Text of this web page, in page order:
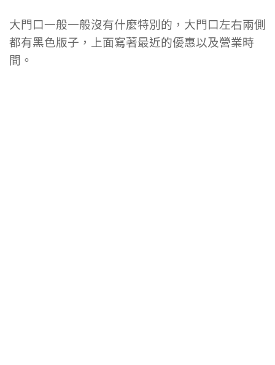
大門口一般一般沒有什麼特別的，大門口左右兩側
都有黑色版子，上面寫著最近的優惠以及營業時
間。